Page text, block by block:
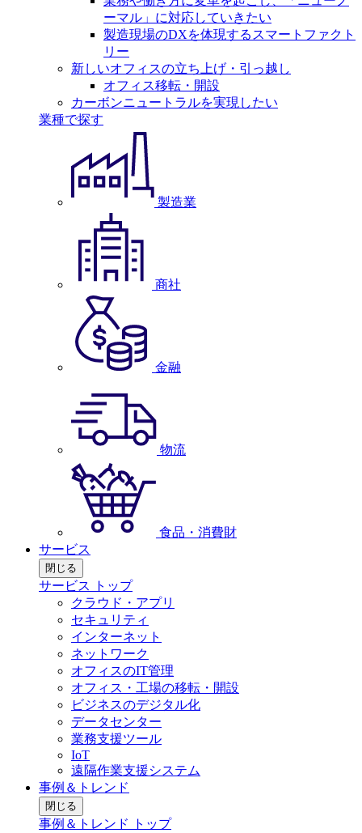
ーマル」に対応していきたい
製造現場のDXを体現するスマートファクト
リー
新しいオフィスの立ち上げ・引っ越し
オフィス移転・開設
カーボンニュートラルを実現したい
業種で探す
製造業
商社
金融
物流
食品・消費財
サービス
閉じる
サービス トップ
クラウド・アプリ
セキュリティ
インターネット
ネットワーク
オフィスのIT管理
オフィス・工場の移転・開設
ビジネスのデジタル化
データセンター
業務支援ツール
IoT
遠隔作業支援システム
事例＆トレンド
閉じる
事例＆トレンド トップ